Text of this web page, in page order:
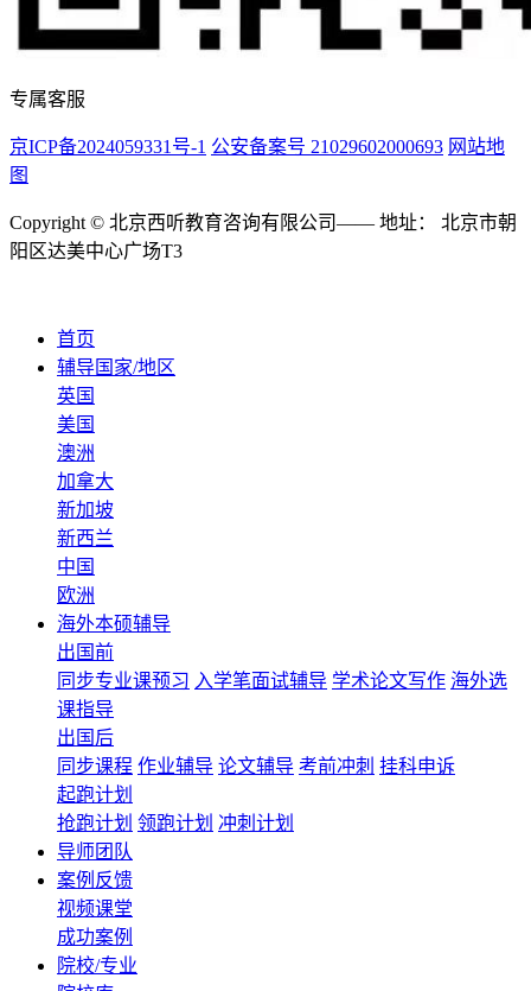
专属客服
京ICP备2024059331号-1 公安备案号 21029602000693 网站地
图
Copyright © 北京西听教育咨询有限公司—— 地址： 北京市朝
阳区达美中心广场T3
首页
辅导国家/地区
英国
美国
澳洲
加拿大
新加坡
新西兰
中国
欧洲
海外本硕辅导
出国前
同步专业课预习 入学笔面试辅导 学术论文写作 海外选
课指导
出国后
同步课程 作业辅导 论文辅导 考前冲刺 挂科申诉
起跑计划
抢跑计划 领跑计划 冲刺计划
导师团队
案例反馈
视频课堂
成功案例
院校/专业